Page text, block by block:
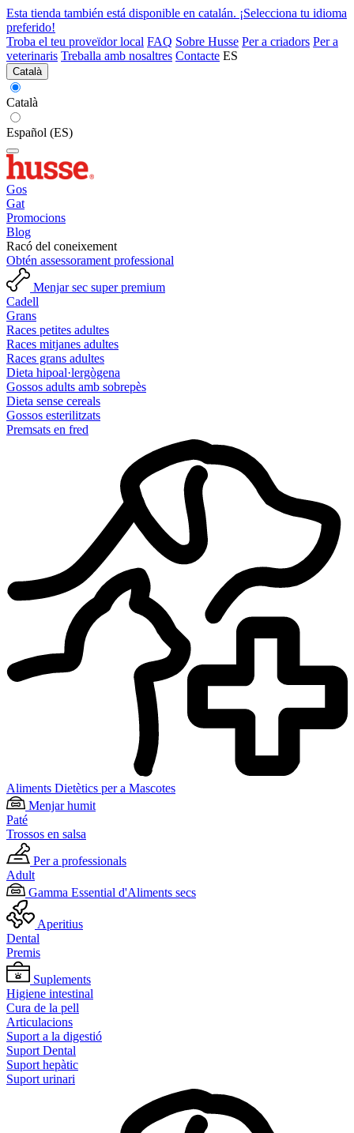
Esta tienda también está disponible en catalán. ¡Selecciona tu idioma
preferido!
Troba el teu proveïdor local FAQ Sobre Husse Per a criadors Per a
veterinaris Treballa amb nosaltres Contacte ES
Català
Català
Español (ES)
Gos
Gat
Promocions
Blog
Racó del coneixement
Obtén assessorament professional
Menjar sec super premium
Cadell
Grans
Races petites adultes
Races mitjanes adultes
Races grans adultes
Dieta hipoal·lergògena
Gossos adults amb sobrepès
Dieta sense cereals
Gossos esterilitzats
Premsats en fred
Aliments Dietètics per a Mascotes
Menjar humit
Paté
Trossos en salsa
Per a professionals
Adult
Gamma Essential d'Aliments secs
Aperitius
Dental
Premis
Suplements
Higiene intestinal
Cura de la pell
Articulacions
Suport a la digestió
Suport Dental
Suport hepàtic
Suport urinari